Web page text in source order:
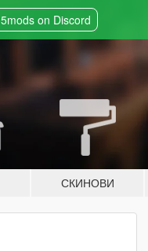
5mods on Discord
СКИНОВИ